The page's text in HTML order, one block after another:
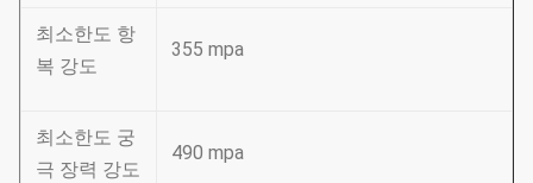
최소한도 항
복 강도
355 mpa
최소한도 궁
극 장력 강도
490 mpa